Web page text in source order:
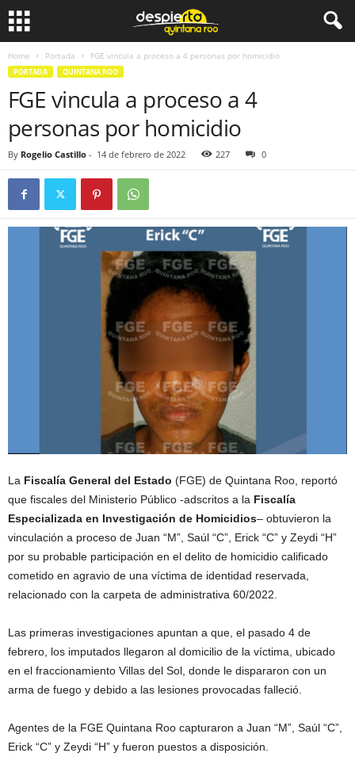
Home Portada FGE vincula a proceso a 4 personas por homicidio
PORTADA QUINTANA ROO
FGE vincula a proceso a 4
personas por homicidio
By Rogelio Castillo - 14 de febrero de 2022 227 0
La Fiscalía General del Estado (FGE) de Quintana Roo, reportó
que fiscales del Ministerio Público -adscritos a la Fiscalía
Especializada en Investigación de Homicidios– obtuvieron la
vinculación a proceso de Juan “M”, Saúl “C”, Erick “C” y Zeydi “H”
por su probable participación en el delito de homicidio calificado
cometido en agravio de una víctima de identidad reservada,
relacionado con la carpeta de administrativa 60/2022.
Las primeras investigaciones apuntan a que, el pasado 4 de
febrero, los imputados llegaron al domicilio de la víctima, ubicado
en el fraccionamiento Villas del Sol, donde le dispararon con un
arma de fuego y debido a las lesiones provocadas falleció.
Agentes de la FGE Quintana Roo capturaron a Juan “M”, Saúl “C”,
Erick “C” y Zeydi “H” y fueron puestos a disposición.